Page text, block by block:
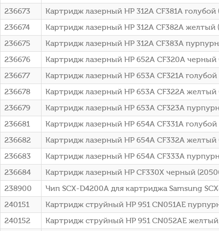
236673
Картридж лазерный HP 312A CF381A голубой
236674
Картридж лазерный HP 312A CF382A желтый
236675
Картридж лазерный HP 312A CF383A
236676
Картридж лазерный HP 652A CF320A черный
236677
Картридж лазерный HP 653A CF321A голубой
236678
Картридж лазерный HP 653A CF322A желтый
236679
Картридж лазерный HP 653A CF323A
236681
Картридж лазерный HP 654A CF331A
236682
Картридж лазерный HP 654A CF332A
236683
Картридж лазерный HP 654A CF333A
236684
Картридж лазерный HP CF330X черный
238900
Чип SCX-D4200A для картриджа Samsung
240151
Картридж струйный HP 951 CN051AE
240152
Картридж струйный HP 951 CN052AE желтый